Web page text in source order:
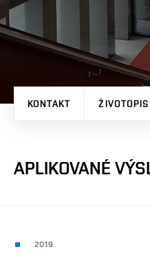
KONTAKT ŽIVOTOPIS
APLIKOVANÉ
2019